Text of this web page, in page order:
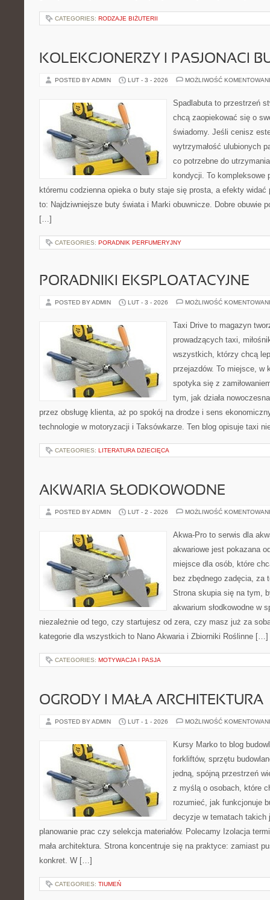
CATEGORIES: RODZAJE BIŻUTERII
KOLEKCJONERZY I PASJONACI
POSTED BY ADMIN LUT - 3 - 2026 MOŻLIWOŚĆ
Spadlabuta to przestrzeń
chcą zaopiekować się o
świadomy. Jeśli cenisz
wytrzymałość ulubionych
co potrzebne do
kondycji. To kompleksowe
któremu codzienna opieka o buty staje się prosta, a efekty
to: Najdziwniejsze buty świata i Marki obuwnicze. Dobre obuwie
[…]
CATEGORIES: PORADNIK PERFUMERYJNY
PORADNIKI EKSPLOATACYJNE
POSTED BY ADMIN LUT - 3 - 2026 MOŻLIWOŚĆ
Taxi Drive to magazyn
prowadzących taxi,
wszystkich, którzy chcą
przejazdów. To miejsce, w
spotyka się z
tym, jak działa
przez obsługę klienta, aż po spokój na drodze i sens
technologie w motoryzacji i Taksówkarze. Ten blog opisuje taxi
CATEGORIES: LITERATURA DZIECIĘCA
AKWARIA SŁODKOWODNE
POSTED BY ADMIN LUT - 2 - 2026 MOŻLIWOŚĆ
Akwa-Pro to serwis dla
akwariowe jest pokazana
miejsce dla osób, które
bez zbędnego zadęcia, za
Strona skupia się na tym,
akwarium słodkowodne w
niezależnie od tego, czy startujesz od zera, czy masz już za
kategorie dla wszystkich to Nano Akwaria i Zbiorniki Roślinne […]
CATEGORIES: MOTYWACJA I PASJA
OGRODY I MAŁA ARCHITEKTURA
POSTED BY ADMIN LUT - 1 - 2026 MOŻLIWOŚĆ
Kursy Marko to blog
forkliftów, sprzętu
jedną, spójną przestrzeń
z myślą o osobach, które
rozumieć, jak funkcjonuje
decyzje w tematach takich
planowanie prac czy selekcja materiałów. Polecamy Izolacja
mała architektura. Strona koncentruje się na praktyce: zamiast
konkret. W […]
CATEGORIES: TIUMEŃ